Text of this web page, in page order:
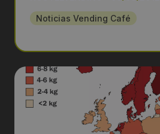
Noticias Vending Café